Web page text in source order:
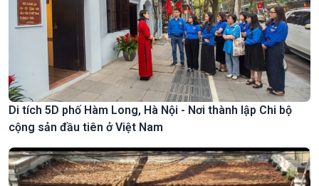
Di tích 5D phố Hàm Long, Hà Nội - Nơi thành lập Chi bộ
cộng sản đầu tiên ở Việt Nam